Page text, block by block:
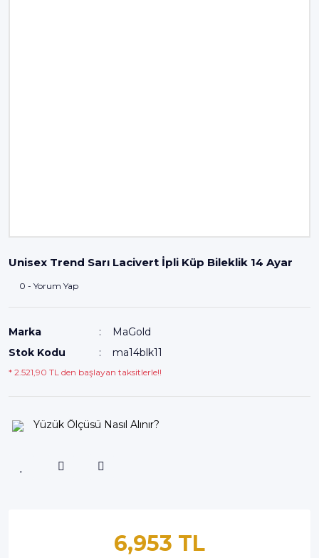
Unisex Trend Sarı Lacivert İpli Küp Bileklik 14 Ayar
0 - Yorum Yap
Marka
MaGold
Stok Kodu
ma14blk11
* 2.521,90 TL den başlayan taksitlerle!!
Yüzük Ölçüsü Nasıl Alınır?
6,953 TL